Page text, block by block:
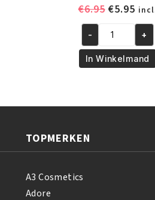
€6.95
was:
€6.95.
€5.95
prijs
is:
African
Pride
Shea
Pudding
425
- +
In Winkelmand
TOPMERKEN
A3 Cosmetics
Adore